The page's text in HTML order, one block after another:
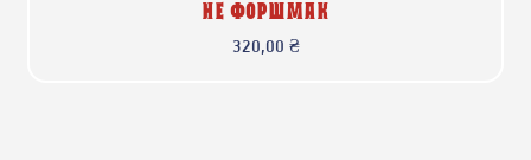
НЕ ФОРШМАК
320,00 ₴